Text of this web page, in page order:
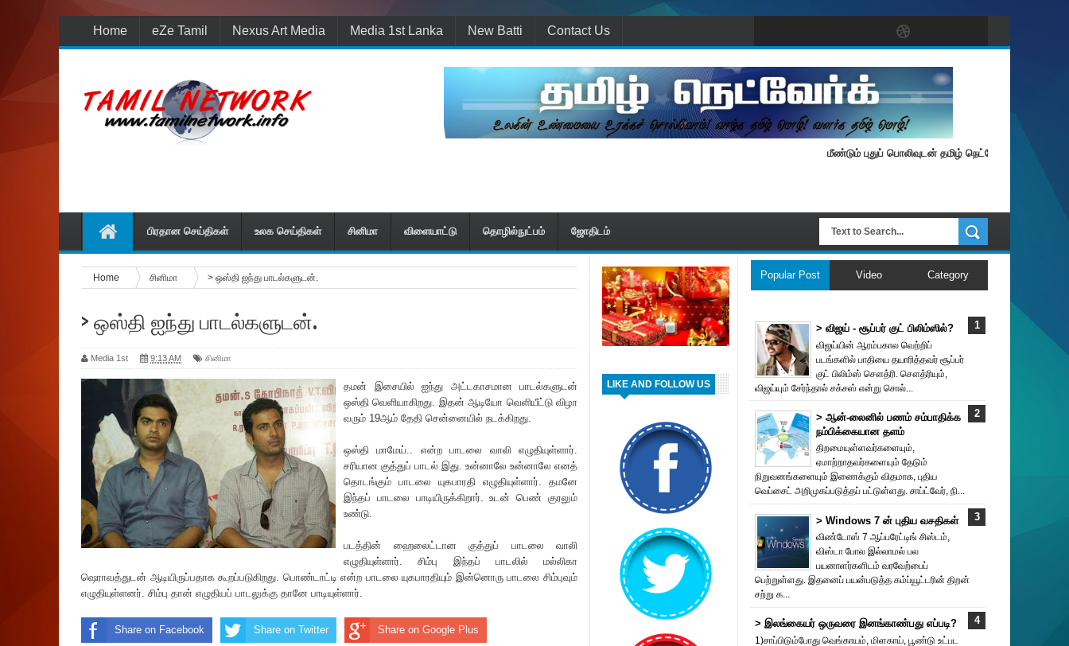
Home eZe Tamil Nexus Art Media Media 1st Lanka New Batti Contact Us
மீண்டும் புதுப் பொலிவுடன் தமிழ் நெட்வேர்க்.
பிரதான செய்திகள் உலக செய்திகள் சினிமா விளையாட்டு தொழில்நுட்பம் ஜோதிடம்
LIKE AND FOLLOW US
Home சினிமா > ஒஸ்தி ஐந்து பாடல்களுடன்.
> ஒஸ்தி ஐந்து பாடல்களுடன்.
Media 1st 9:13 AM சினிமா
தமன் இசையில் ஐந்து அட்டகாசமான பாடல்களுடன்
ஒஸ்தி வெளியாகிறது. இதன் ஆடியோ வெளியீட்டு விழா
வரும் 19ஆம் தேதி சென்னையில் நடக்கிறது.
ஒஸ்தி மாமேய்.. என்ற பாடலை வாலி எழுதியுள்ளார்.
ச‌ரியான குத்துப் பாடல் இது. உன்னாலே உன்னாலே எனத்
தொடங்கும் பாடலை யுகபாரதி எழுதியுள்ளார். தமனே
இந்தப் பாடலை பாடியிருக்கிறார். உடன் பெண் குரலும்
உண்டு.
படத்தின் ஹைலைட்டான குத்துப் பாடலை வாலி
எழுதியுள்ளார். சிம்பு இந்தப் பாடலில் மல்லிகா
ஷெராவத்துடன் ஆடியிருப்பதாக கூறப்படுகிறது. பொண்டாட்டி என்ற பாடலை யுகபாரதியும் இன்னொரு பாடலை சிம்புவும்
எழுதியுள்ளனர். சிம்பு தான் எழுதியப் பாடலுக்கு தானே பாடியுள்ளார்.
Share on Facebook Share on Twitter Share on Google Plus
Popular Post Video Category
> விஜய் - சூப்பர் குட் பிலிம்ஸில்?
விஜய்யின் ஆரம்பகால வெற்றிப்
படங்களில் பாதியை தயா‌ரித்தவர் சூப்பர்
குட் பிலிம்ஸ் சௌத்‌ரி. சௌத்‌ரியும்,
விஜய்யும் சேர்ந்தால் சக்சஸ் என்று சொல்...
> ஆன்-லைனில் பணம் சம்பாதிக்க
நம்பிக்கையான தளம்
திறமையுள்ளவர்களையும்,
ஏமாற்றாதவர்களையும் தேடும்
நிறுவனங்களையும் இணைக்கும் விதமாக, புதிய
வெப்சைட் அறிமுகப்படுத்தப் பட்டுள்ளது. சாப்ட்வேர், நி...
> Windows 7 ன் புதிய வசதிகள்
விண்டோஸ் 7 ஆப்பரேட்டிங் சிஸ்டம்,
விஸ்டா போல இல்லாமல் பல
பயனாளர்களிடம் வரவேற்பைப்
பெற்றுள்ளது. இதனைப் பயன்படுத்த கம்ப்யூட்டரின் திறன்
சற்று க...
> இலங்கையர் ஒருவரை இனங்காண்பது எப்படி?
1)சாப்பிடும்போது வெங்காயம், மிளகாய், பூண்டு உட்பட